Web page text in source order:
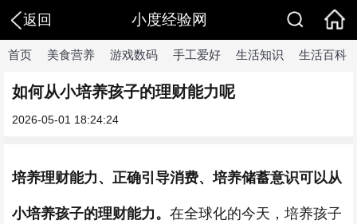
返回 小度经验网
首页 美食营养 游戏数码 手工爱好 生活知识 生活百科
如何从小培养孩子的理财能力呢
2026-05-01 18:24:24
培养理财能力、正确引导消费、培养储蓄意识可以从
小培养孩子的理财能力。 在全球化的今天，培养孩子